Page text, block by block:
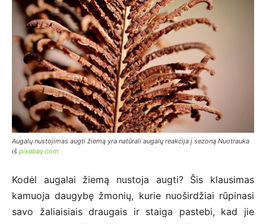
Augalų nustojimas augti žiemą yra natūrali augalų reakcija į sezoną Nuotrauka
iš pixabay.com
Kodėl augalai žiemą nustoja augti? Šis klausimas
kamuoja daugybę žmonių, kurie nuoširdžiai rūpinasi
savo žaliaisiais draugais ir staiga pastebi, kad jie